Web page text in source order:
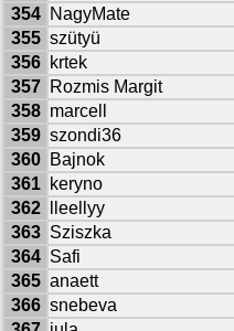
354
NagyMate
355 szütyü
356
krtek
357
Rozmis Margit
358 marcell
359 szondi36
360
Bajnok
361
keryno
362
lleellyy
363 Sziszka
364 Safi
365 anaett
366 snebeva